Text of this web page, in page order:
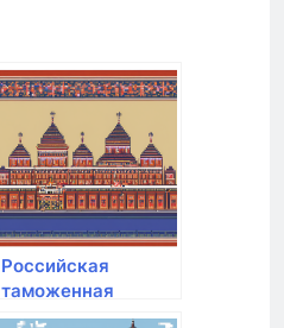
Российская
таможенная
академия